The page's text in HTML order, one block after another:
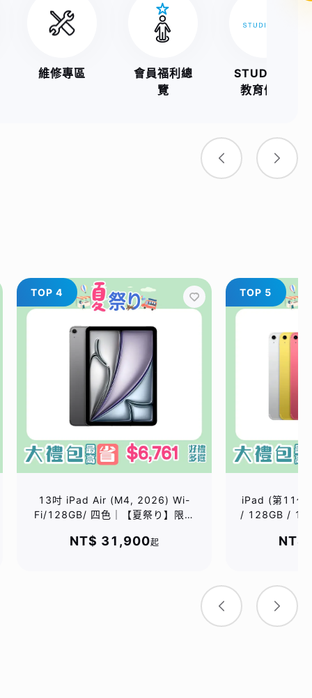
維修專區
會員福利總
覽
STUDIO A
教育優惠
TOP 4
13吋 iPad Air (M4, 2026) Wi-
Fi/128GB/ 四色｜【夏祭り】限量
流快充線｜直贈總價值$2880好禮
NT$ 31,900起
TOP 5
iPad (第11
/ 128GB / 11
NT$